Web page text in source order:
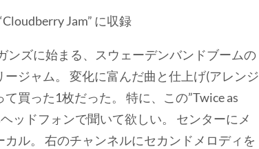
Jam” に収録
ンズに始まる、スウェーデンバンドブームの
ジャム。 変化に富んだ曲と仕上げ(アレンジ
買った1枚だった。 特に、この”Twice as
ッドフォンで聞いて欲しい。 センターにメ
ル。 右のチャンネルにセカンドメロディを